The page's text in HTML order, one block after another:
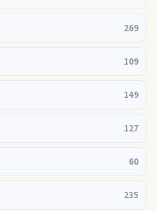
269
109
149
127
60
235